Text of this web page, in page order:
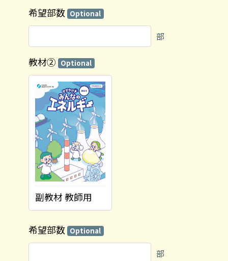
希望部数 Optional
部
教材② Optional
副教材 教師用
希望部数 Optional
部